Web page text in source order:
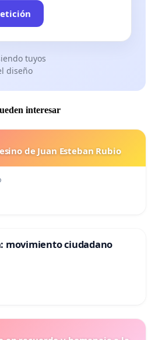
tuyos
diseño
interesar
de Juan Esteban Rubio
movimiento ciudadano